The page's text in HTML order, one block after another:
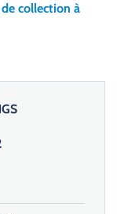
collection à